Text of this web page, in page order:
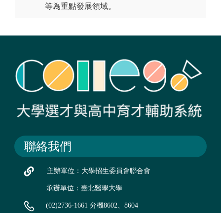
等為重點發展領域。
聯絡我們
主辦單位：大學招生委員會聯合會
承辦單位：臺北醫學大學
(02)2736-1661 分機8602、8604